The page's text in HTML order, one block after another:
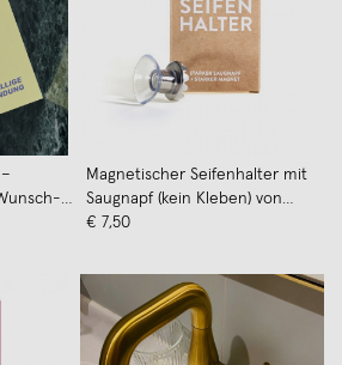
Magnetischer Seifenhalter mit
Saugnapf (kein Kleben) von
dearsoap
€ 7,50